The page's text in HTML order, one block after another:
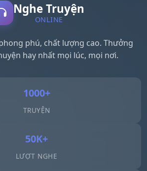
Nghe Truyện
ONLINE
phú, chất lượng cao. Thưởng
hay nhất mọi lúc, mọi nơi.
1000+
TRUYỆN
50K+
LƯỢT NGHE